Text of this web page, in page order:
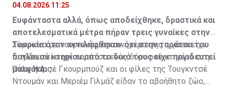
04.08.2026 11:25
Ευφάνταστα αλλά, όπως αποδείχθηκε, δραστικά και
αποτελεσματικά μέτρα πήραν τρεις γυναίκες στην
Τουρκία όταν αντιλήφθηκαν ότι στην ταράτσα του
διπλανού κτηρίου από το δικό τους είχε παγιδευτεί
μια γάτα.
Σύμφωνα με τουρκικά μέσα ενημέρωσης η γάτα είχε
παγιδευτεί στην ταράτσα ενός 6όροφου κτηρίου στην
πόλη Καρς.
Όταν η Αισέ Γκουρμπούζ και οι φίλες της Τουγκντσέ
Ντουμάν και Μεριέμ Γιλμάζ είδαν το αβοήθητο ζώο,